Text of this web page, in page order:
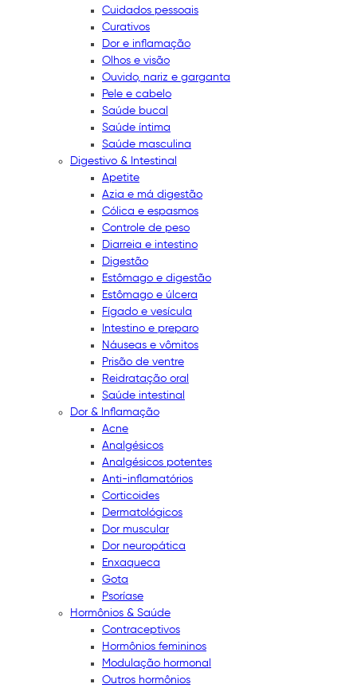
Cuidados pessoais
Curativos
Dor e inflamação
Olhos e visão
Ouvido, nariz e garganta
Pele e cabelo
Saúde bucal
Saúde íntima
Saúde masculina
Digestivo & Intestinal
Apetite
Azia e má digestão
Cólica e espasmos
Controle de peso
Diarreia e intestino
Digestão
Estômago e digestão
Estômago e úlcera
Fígado e vesícula
Intestino e preparo
Náuseas e vômitos
Prisão de ventre
Reidratação oral
Saúde intestinal
Dor & Inflamação
Acne
Analgésicos
Analgésicos potentes
Anti-inflamatórios
Corticoides
Dermatológicos
Dor muscular
Dor neuropática
Enxaqueca
Gota
Psoríase
Hormônios & Saúde
Contraceptivos
Hormônios femininos
Modulação hormonal
Outros hormônios